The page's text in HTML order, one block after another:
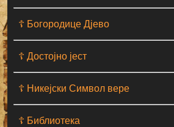
☦ Богородице Дјево
☦ Достојно јест
☦ Никејски Символ вере
☦ Библиотека